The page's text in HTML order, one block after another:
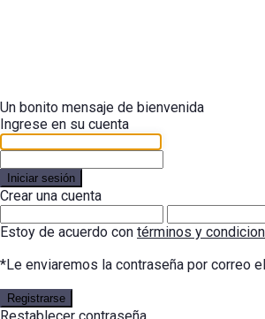
Un bonito mensaje de bienvenida
Ingrese en su cuenta
Iniciar sesión
Crear una cuenta
Estoy de acuerdo con términos y
*Le enviaremos la contraseña por correo
Registrarse